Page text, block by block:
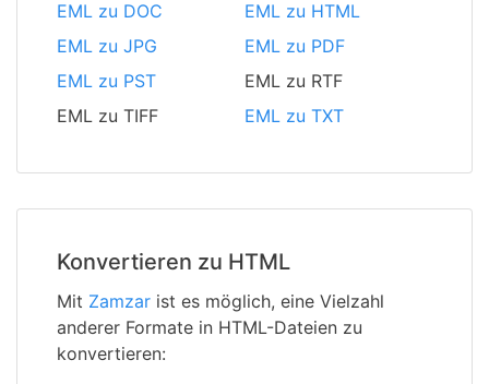
EML zu DOC
EML zu HTML
EML zu JPG
EML zu PDF
EML zu PST
EML zu RTF
EML zu TIFF
EML zu TXT
Konvertieren zu HTML
Mit Zamzar ist es möglich, eine Vielzahl
anderer Formate in HTML-Dateien zu
konvertieren: